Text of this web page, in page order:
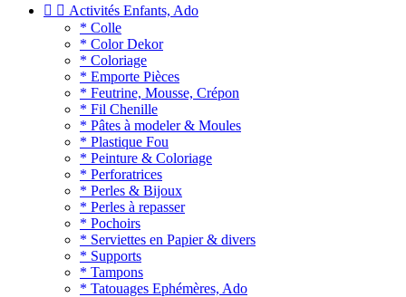
  Activités Enfants, Ado
* Colle
* Color Dekor
* Coloriage
* Emporte Pièces
* Feutrine, Mousse, Crépon
* Fil Chenille
* Pâtes à modeler & Moules
* Plastique Fou
* Peinture & Coloriage
* Perforatrices
* Perles & Bijoux
* Perles à repasser
* Pochoirs
* Serviettes en Papier & divers
* Supports
* Tampons
* Tatouages Ephémères, Ado